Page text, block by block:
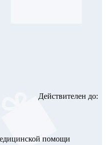
Действителен до:
помощи